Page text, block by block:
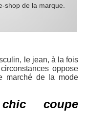
shop de la marque.
le jean, à la fois
oppose
marché de la mode
coupe